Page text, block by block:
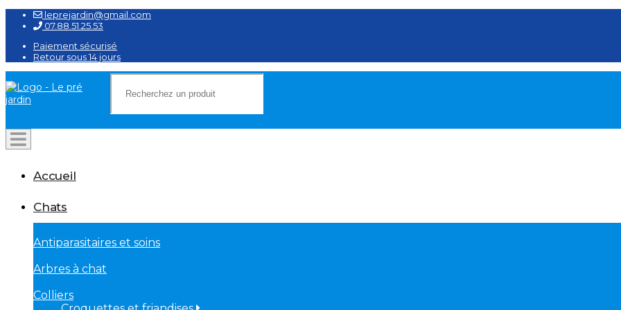
leprejardin@gmail.com
07.88.51.25.53
Paiement sécurisé
Retour sous 14 jours
Accueil
Chats
Antiparasitaires et soins
Arbres à chat
Colliers